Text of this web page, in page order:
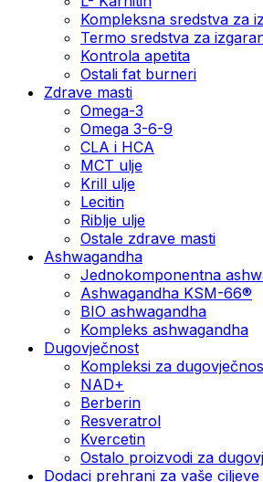
Kompleksna sredstva za
Termo sredstva za
Kontrola apetita
Ostali fat burneri
Zdrave masti
Omega-3
Omega 3-6-9
CLA i HCA
MCT ulje
Krill ulje
Lecitin
Riblje ulje
Ostale zdrave masti
Ashwagandha
Jednokomponentna
Ashwagandha KSM-66®
BIO ashwagandha
Kompleks ashwagandha
Dugovječnost
Kompleksi za
NAD+
Berberin
Resveratrol
Kvercetin
Ostalo proizvodi za
Dodaci prehrani za vaše ciljeve